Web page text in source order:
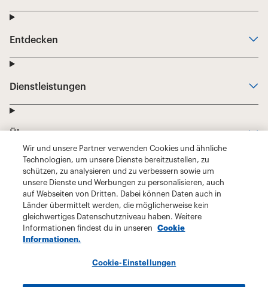
Wir und unsere Partner verwenden Cookies und ähnliche
Technologien, um unsere Dienste bereitzustellen, zu
schützen, zu analysieren und zu verbessern sowie um
unsere Dienste und Werbungen zu personalisieren, auch
auf Webseiten von Dritten. Dabei können Daten auch in
Länder übermittelt werden, die möglicherweise kein
gleichwertiges Datenschutzniveau haben. Weitere
Informationen findest du in unseren
Cookie
Informationen.
Cookie-Einstellungen